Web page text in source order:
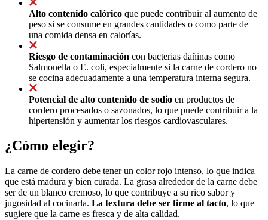
Alto contenido calórico que puede contribuir al aumento de
peso si se consume en grandes cantidades o como parte de
una comida densa en calorías.
Riesgo de contaminación con bacterias dañinas como
Salmonella o E. coli, especialmente si la carne de cordero no
se cocina adecuadamente a una temperatura interna segura.
Potencial de alto contenido de sodio en productos de
cordero procesados o sazonados, lo que puede contribuir a la
hipertensión y aumentar los riesgos cardiovasculares.
¿Cómo elegir?
La carne de cordero debe tener un color rojo intenso, lo que indica
que está madura y bien curada. La grasa alrededor de la carne debe
ser de un blanco cremoso, lo que contribuye a su rico sabor y
jugosidad al cocinarla. La textura debe ser firme al tacto, lo que
sugiere que la carne es fresca y de alta calidad.